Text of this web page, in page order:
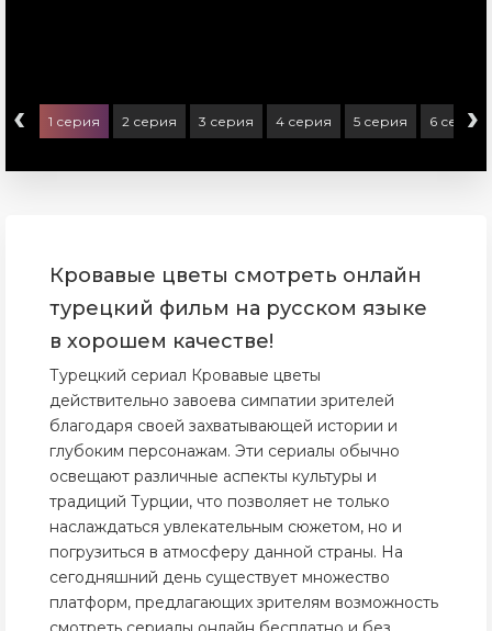
‹ 1 серия 2 серия 3 серия 4 серия 5 серия 6 серия
›
Кровавые цветы смотреть онлайн
турецкий фильм на русском языке
в хорошем качестве!
Турецкий сериал Кровавые цветы
действительно завоева симпатии зрителей
благодаря своей захватывающей истории и
глубоким персонажам. Эти сериалы обычно
освещают различные аспекты культуры и
традиций Турции, что позволяет не только
наслаждаться увлекательным сюжетом, но и
погрузиться в атмосферу данной страны. На
сегодняшний день существует множество
платформ, предлагающих зрителям возможность